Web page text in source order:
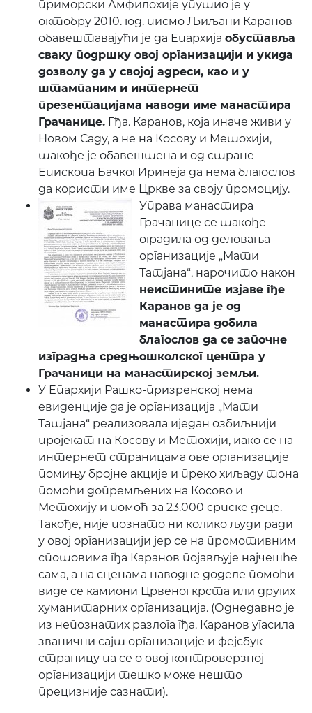
приморски Амфилохије упутио је у
октобру 2010. год. писмо Љиљани Каранов
обавештавајући је да Епархија обуставља
сваку подршку овој организацији и укида
дозволу да у својој адреси, као и у
штампаним и интернет
презентацијама наводи име манастира
Грачанице. Гђа. Каранов, која иначе живи у
Новом Саду, а не на Косову и Метохији,
такође је обавештена и од стране
Епископа Бачког Иринеја да нема благослов
да користи име Цркве за своју промоцију.
Управа манастира
Грачанице се такође
оградила од деловања
организације „Мати
Татјана“, нарочито након
неистините изјаве гђе
Каранов да је од
манастира добила
благослов да се започне
изградња средњошколског центра у
Грачаници на манастирској земљи.
У Епархији Рашко-призренској нема
евиденције да је организација „Мати
Татјана“ реализовала иједан озбиљнији
пројекат на Косову и Метохији, иако се на
интернет страницама ове организације
помињу бројне акције и преко хиљаду тона
помоћи допремљених на Косово и
Метохију и помоћ за 23.000 српске деце.
Такође, није познато ни колико људи ради
у овој организацији јер се на промотивним
спотовима гђа Каранов појављује најчешће
сама, а на сценама наводне доделе помоћи
виде се камиони Црвеног крста или других
хуманитарних организација. (Однедавно је
из непознатих разлога гђа. Каранов угасила
званични сајт организације и фејсбук
страницу па се о овој контроверзној
организацији тешко може нешто
прецизније сазнати).